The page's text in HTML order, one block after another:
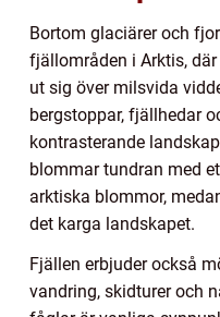
Bortom glaciärer och
fjällområden i Arktis,
ut sig över milsvida
bergstoppar, fjällhedar
kontrasterande
blommar tundran med
arktiska blommor,
det karga landskapet.
Fjällen erbjuder också
vandring, skidturer och